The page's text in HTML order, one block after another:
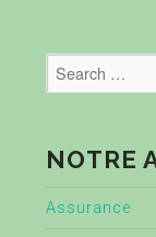
NOTRE
Assurance